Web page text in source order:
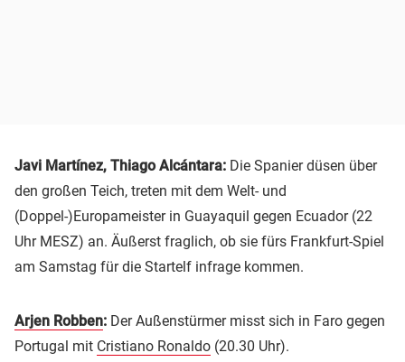
Javi Martínez, Thiago Alcántara: Die Spanier düsen über
den großen Teich, treten mit dem Welt- und
(Doppel-)Europameister in Guayaquil gegen Ecuador (22
Uhr MESZ) an. Äußerst fraglich, ob sie fürs Frankfurt-Spiel
am Samstag für die Startelf infrage kommen.
Arjen Robben: Der Außenstürmer misst sich in Faro gegen
Portugal mit Cristiano Ronaldo (20.30 Uhr).